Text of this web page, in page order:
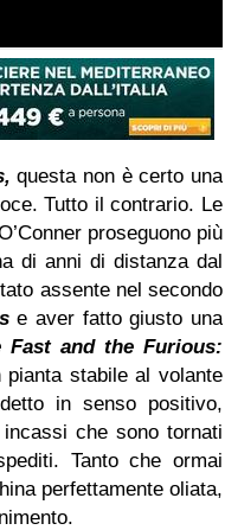
questa non è certo una
Tutto il contrario. Le
proseguono più
di anni di distanza dal
assente nel secondo
e aver fatto giusto una
Fast and the Furious:
stabile al volante
in senso positivo,
che sono tornati
Tanto che ormai
perfettamente oliata,